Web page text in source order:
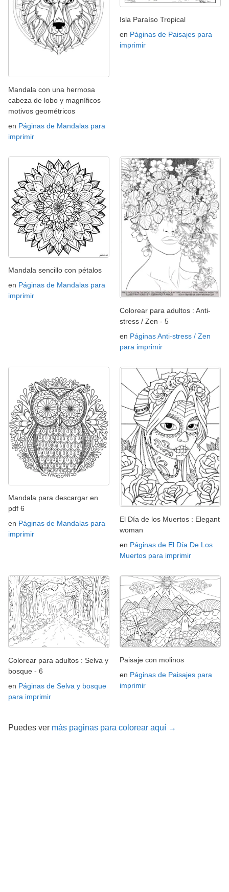
Mandala con una hermosa
cabeza de lobo y magníficos
motivos geométricos
en Páginas de Mandalas para
imprimir
Isla Paraíso Tropical
en Páginas de Paisajes para
imprimir
Mandala sencillo con pétalos
en Páginas de Mandalas para
imprimir
Colorear para adultos : Anti-
stress / Zen - 5
en Páginas Anti-stress / Zen
para imprimir
Mandala para descargar en
pdf 6
en Páginas de Mandalas para
imprimir
El Día de los Muertos : Elegant
woman
en Páginas de El Día De Los
Muertos para imprimir
Colorear para adultos : Selva y
bosque - 6
en Páginas de Selva y bosque
para imprimir
Paisaje con molinos
en Páginas de Paisajes para
imprimir
Puedes ver más paginas para colorear aquí →